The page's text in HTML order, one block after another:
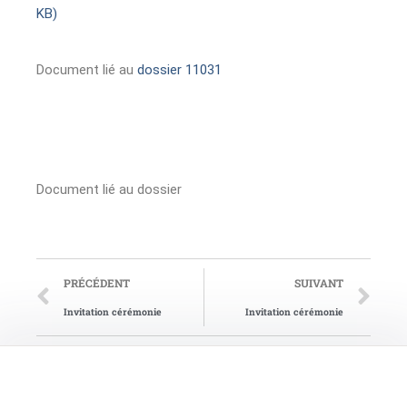
KB)
Document lié au dossier 11031
Document lié au dossier
PRÉCÉDENT
Invitation cérémonie
SUIVANT
Invitation cérémonie